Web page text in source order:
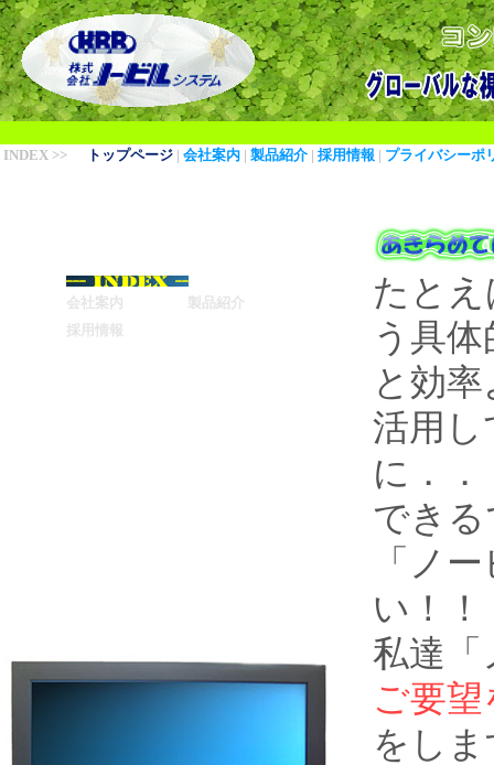
INDEX >> トップページ | 会社案内 | 製品紹介 | 採用情報 | プライバシーポ
会社案内
製品紹介
採用情報
たと
う具
と効
活用
に．．
でき
「 ノ
い！！
私達「
ご要
をし